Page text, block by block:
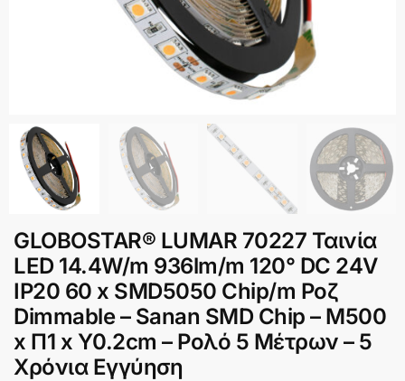
GLOBOSTAR® LUMAR 70227 Ταινία
LED 14.4W/m 936lm/m 120° DC 24V
IP20 60 x SMD5050 Chip/m Ροζ
Dimmable – Sanan SMD Chip – Μ500
x Π1 x Υ0.2cm – Ρολό 5 Μέτρων – 5
Χρόνια Εγγύηση